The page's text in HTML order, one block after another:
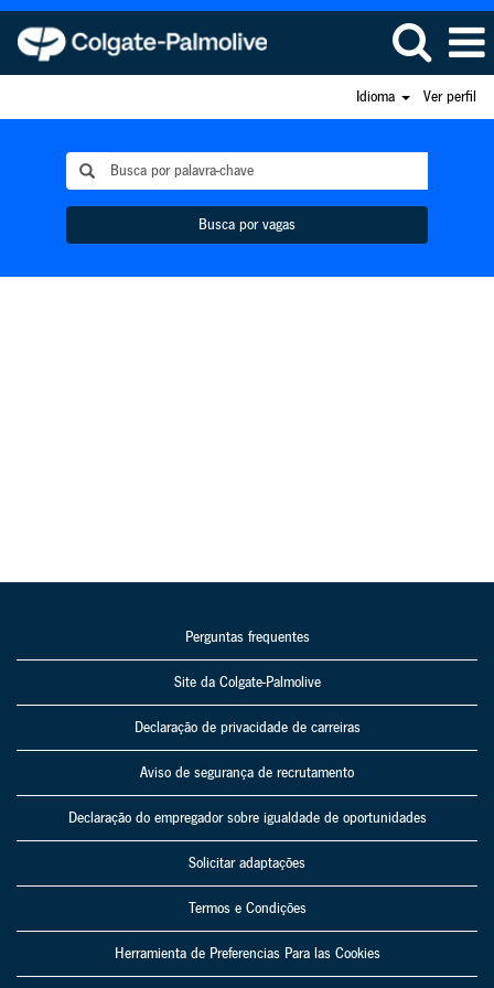
Idioma Ver perfil
Busca por vagas
Perguntas frequentes
Site da Colgate-Palmolive
Declaração de privacidade de carreiras
Aviso de segurança de recrutamento
Declaração do empregador sobre igualdade de oportunidades
Solicitar adaptações
Termos e Condições
Herramienta de Preferencias Para las Cookies